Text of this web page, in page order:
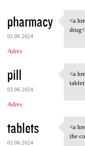
pharmacy
02.06.2024
Adres
<a
<a
pill
02.06.2024
Adres
<a
<a
tablets
02.06.2024
<a
<a
the